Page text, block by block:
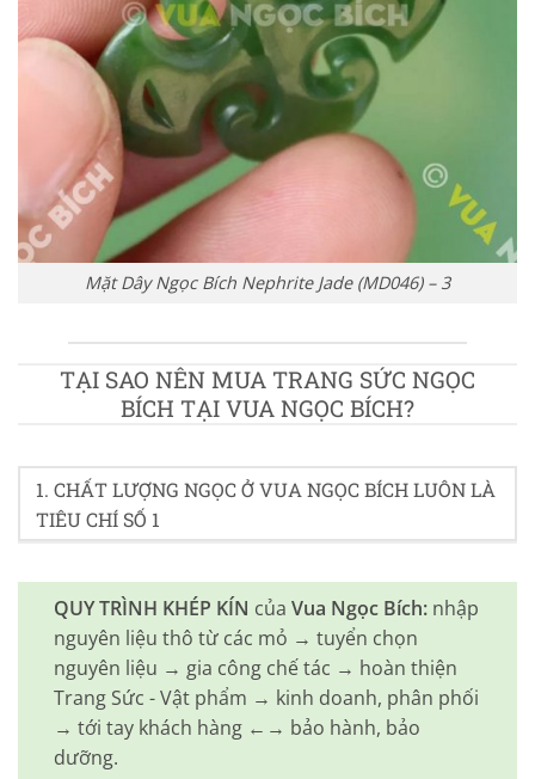
Mặt Dây Ngọc Bích Nephrite Jade (MD046) – 3
TẠI SAO NÊN MUA TRANG SỨC NGỌC
BÍCH TẠI VUA NGỌC BÍCH?
1. CHẤT LƯỢNG NGỌC Ở VUA NGỌC BÍCH LUÔN LÀ
TIÊU CHÍ SỐ 1
QUY TRÌNH KHÉP KÍN của Vua Ngọc Bích: nhập
nguyên liệu thô từ các mỏ → tuyển chọn
nguyên liệu → gia công chế tác → hoàn thiện
Trang Sức - Vật phẩm → kinh doanh, phân phối
→ tới tay khách hàng ←→ bảo hành, bảo
dưỡng.